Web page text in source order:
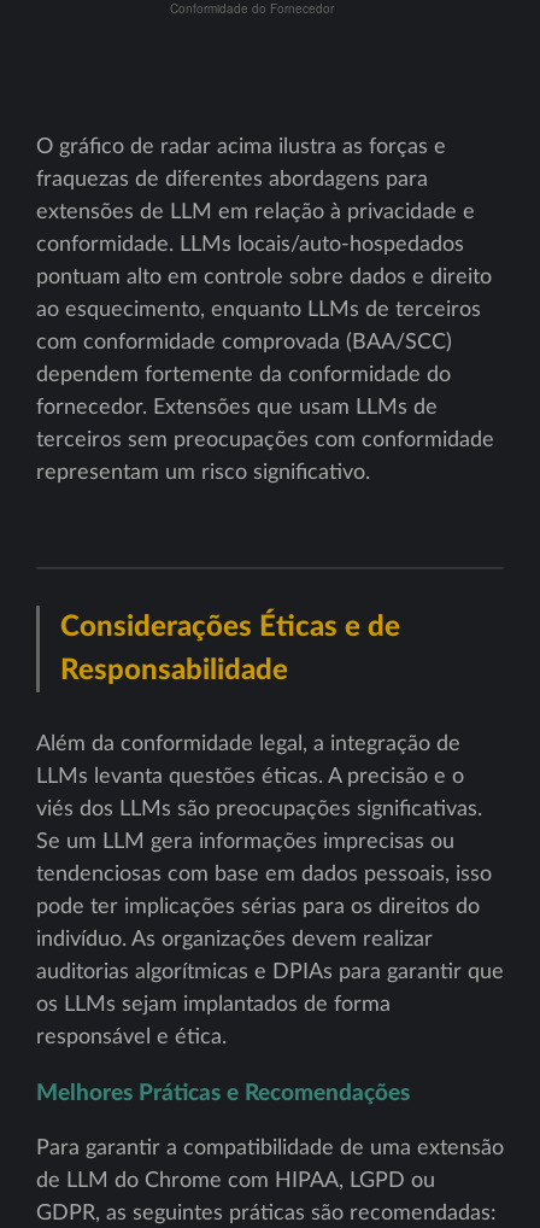
O gráfico de radar acima ilustra as forças e
fraquezas de diferentes abordagens para
extensões de LLM em relação à privacidade e
conformidade. LLMs locais/auto-hospedados
pontuam alto em controle sobre dados e direito
ao esquecimento, enquanto LLMs de terceiros
com conformidade comprovada (BAA/SCC)
dependem fortemente da conformidade do
fornecedor. Extensões que usam LLMs de
terceiros sem preocupações com conformidade
representam um risco significativo.
Considerações Éticas e de
Responsabilidade
Além da conformidade legal, a integração de
LLMs levanta questões éticas. A precisão e o
viés dos LLMs são preocupações significativas.
Se um LLM gera informações imprecisas ou
tendenciosas com base em dados pessoais, isso
pode ter implicações sérias para os direitos do
indivíduo. As organizações devem realizar
auditorias algorítmicas e DPIAs para garantir que
os LLMs sejam implantados de forma
responsável e ética.
Melhores Práticas e Recomendações
Para garantir a compatibilidade de uma extensão
de LLM do Chrome com HIPAA, LGPD ou
GDPR, as seguintes práticas são recomendadas: